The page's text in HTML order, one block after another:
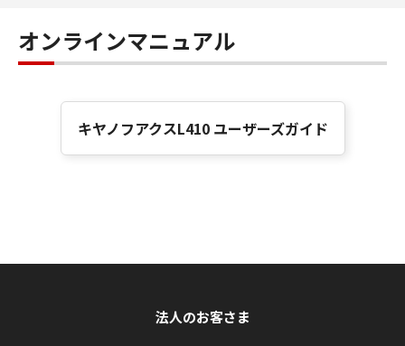
オンラインマニュアル
キヤノフアクスL410 ユーザーズガイド
法人のお客さま